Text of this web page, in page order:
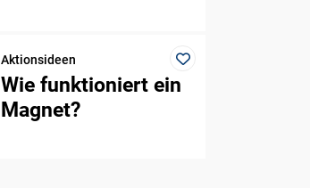
Aktionsideen
Wie funktioniert ein
Magnet?